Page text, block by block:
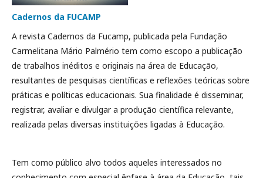
Cadernos da FUCAMP
A revista Cadernos da Fucamp, publicada pela Fundação
Carmelitana Mário Palmério tem como escopo a publicação
de trabalhos inéditos e originais na área de Educação,
resultantes de pesquisas científicas e reflexões teóricas sobre
práticas e políticas educacionais. Sua finalidade é disseminar,
registrar, avaliar e divulgar a produção científica relevante,
realizada pelas diversas instituições ligadas à Educação.
Tem como público alvo todos aqueles interessados no